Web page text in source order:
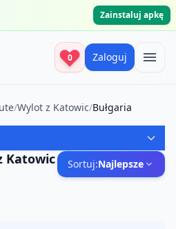
Zainstaluj apkę
0 Zaloguj
/Wylot z Katowic/Bułgaria
Katowic
Sortuj:Najlepsze